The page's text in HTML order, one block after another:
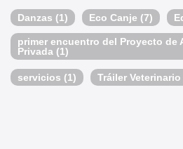
Danzas (1) Eco Canje (7)
primer encuentro del Proyecto de
Privada (1)
servicios (1) Tráiler Veterinario